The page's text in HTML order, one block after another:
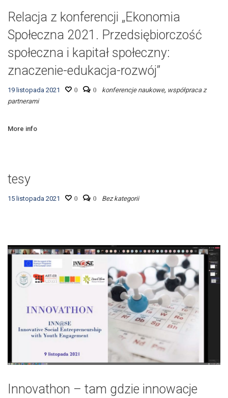
Relacja z konferencji „Ekonomia
Społeczna 2021. Przedsiębiorczość
społeczna i kapitał społeczny:
znaczenie-edukacja-rozwój”
19 listopada 2021 0 0 konferencje naukowe, współpraca z
partnerami
More info
tesy
15 listopada 2021 0 0 Bez kategorii
Innovathon – tam gdzie innowacje